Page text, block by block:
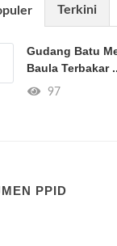
Terkini
Gudang Batu
Baula Terbakar
97
PPID